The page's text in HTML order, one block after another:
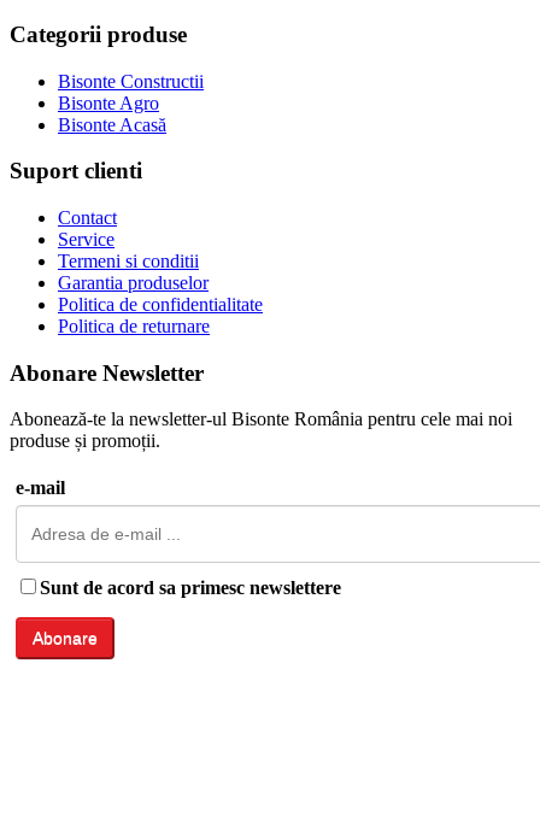
Categorii produse
Bisonte Constructii
Bisonte Agro
Bisonte Acasă
Suport clienti
Contact
Service
Termeni si conditii
Garantia produselor
Politica de confidentialitate
Politica de returnare
Abonare Newsletter
Abonează-te la newsletter-ul Bisonte România pentru cele mai noi
produse și promoții.
e-mail
Sunt de acord sa primesc newslettere